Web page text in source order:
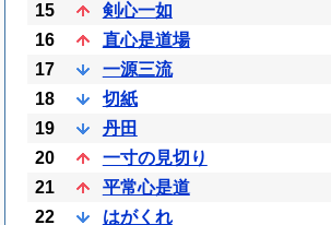
15
剣心一如
16
直心是道場
17
一源三流
18
切紙
19
丹田
20
一寸の見切り
21
平常心是道
22
はがくれ